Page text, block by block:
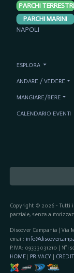
Copyright © 2026 - Tutti
parziale, senza
Discover Campania | Via
email:
P.IVA: 09333031210 | N°
HOME| PRIVACY |
PARCHI TERRESTRI
PARCHI MARINI
NAPOLI
ESPLORA
ANDARE / VEDERE
MANGIARE/BERE
CALENDARIO EVENTI